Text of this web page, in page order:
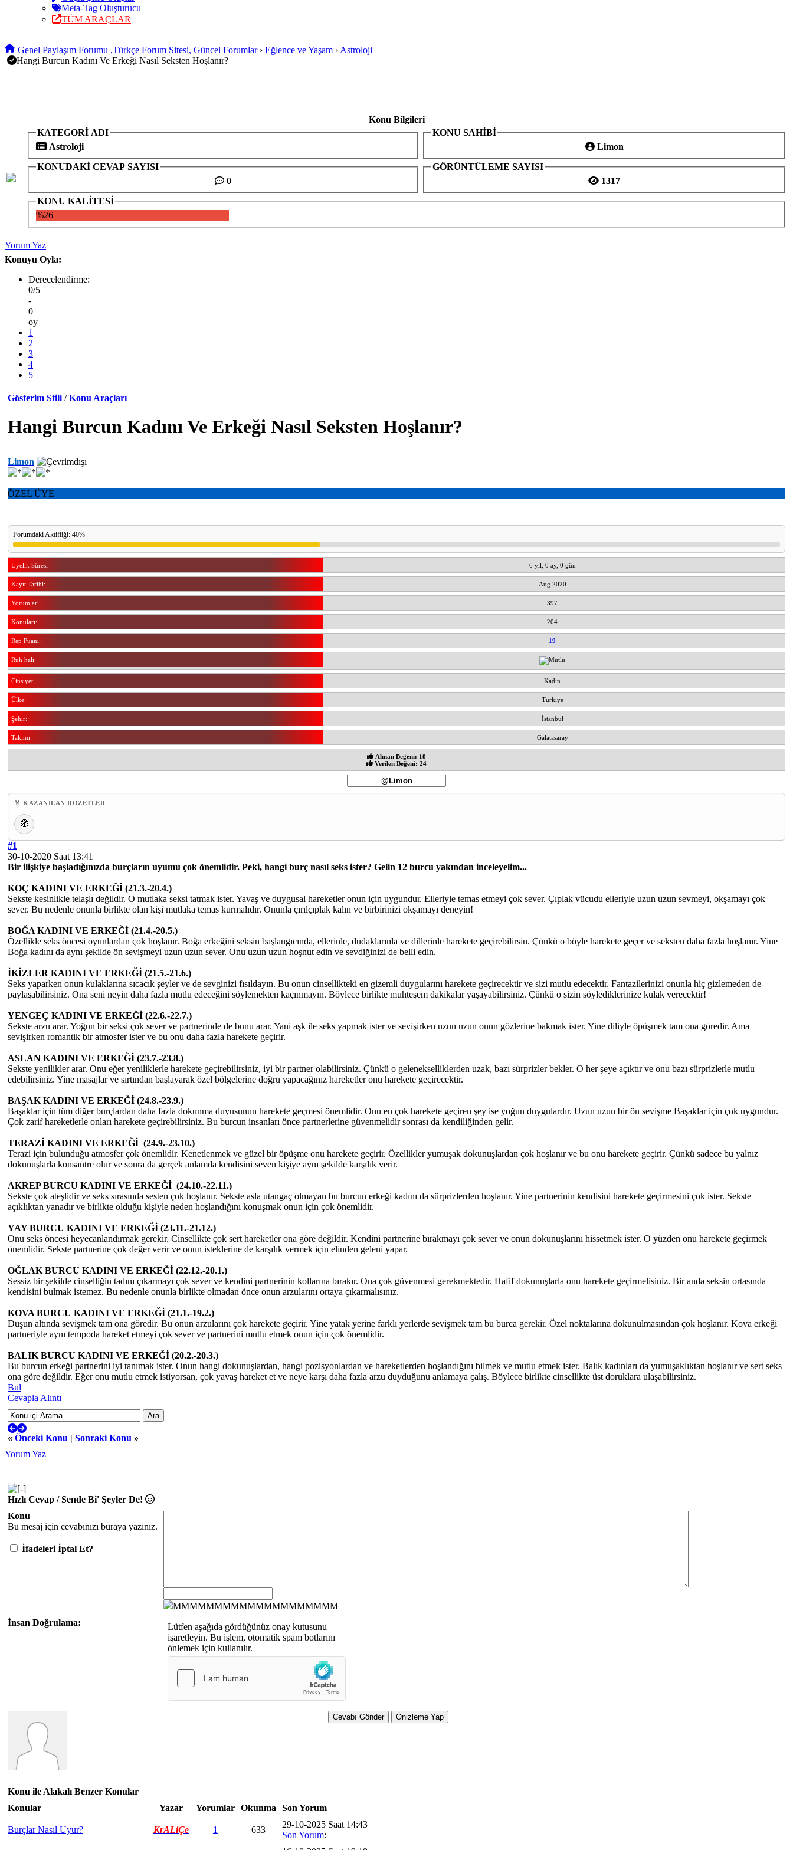
Meta-Tag Oluşturucu
TÜM ARAÇLAR
Genel Paylaşım Forumu ,Türkçe Forum Sitesi, Güncel Forumlar› Eğlence ve Yaşam › Astroloji
Hangi Burcun Kadını Ve Erkeği Nasıl Seksten Hoşlanır?
Konu Bilgileri
KATEGORİ ADI
Astroloji
KONU SAHİBİ
Limon
KONUDAKİ CEVAP SAYISI
0
GÖRÜNTÜLEME SAYISI
1317
KONU KALİTESİ
%26
Yorum Yaz
Konuyu Oyla:
Derecelendirme:
0/5
-
0
oy
1
2
3
4
5
Gösterim Stili / Konu Araçları
Hangi Burcun Kadını Ve Erkeği Nasıl Seksten Hoşlanır?
Limon
ÖZEL ÜYE
Forumdaki Aktifliği: 40%
Üyelik Süresi 6 yıl, 0 ay, 0 gün
Kayıt Tarihi: Aug 2020
Yorumları: 397
Konuları: 204
Rep Puanı: 19
Ruh hali:
Cinsiyet: Kadın
Ülke: Türkiye
Şehir: İstanbul
Takımı: Galatasaray
Alınan Beğeni: 18
Verilen Beğeni: 24
🏅 KAZANILAN ROZETLER
🧭
#1
30-10-2020 Saat 13:41
Bir ilişkiye başladığınızda burçların uyumu çok önemlidir. Peki, hangi burç nasıl seks ister? Gelin 12 burcu yakından inceleyelim...
KOÇ KADINI VE ERKEĞİ (21.3.-20.4.)
Sekste kesinlikle telaşlı değildir. O mutlaka seksi tatmak ister. Yavaş ve duygusal hareketler onun için uygundur. Elleriyle temas etmeyi çok sever. Çıplak vücudu elleriyle uzun uzun sevmeyi, okşamayı çok
sever. Bu nedenle onunla birlikte olan kişi mutlaka temas kurmalıdır. Onunla çırılçıplak kalın ve birbirinizi okşamayı deneyin!
BOĞA KADINI VE ERKEĞİ (21.4.-20.5.)
Özellikle seks öncesi oyunlardan çok hoşlanır. Boğa erkeğini seksin başlangıcında, ellerinle, dudaklarınla ve dillerinle harekete geçirebilirsin. Çünkü o böyle harekete geçer ve seksten daha fazla hoşlanır. Yine
Boğa kadını da aynı şekilde ön sevişmeyi uzun uzun sever. Onu uzun uzun hoşnut edin ve sevdiğinizi de belli edin.
İKİZLER KADINI VE ERKEĞİ (21.5.-21.6.)
Seks yaparken onun kulaklarına sıcacık şeyler ve de sevginizi fısıldayın. Bu onun cinsellikteki en gizemli duygularını harekete geçirecektir ve sizi mutlu edecektir. Fantazilerinizi onunla hiç gizlemeden de
paylaşabilirsiniz. Ona seni neyin daha fazla mutlu edeceğini söylemekten kaçınmayın. Böylece birlikte muhteşem dakikalar yaşayabilirsiniz. Çünkü o sizin söylediklerinize kulak verecektir!
YENGEÇ KADINI VE ERKEĞİ (22.6.-22.7.)
Sekste arzu arar. Yoğun bir seksi çok sever ve partnerinde de bunu arar. Yani aşk ile seks yapmak ister ve sevişirken uzun uzun onun gözlerine bakmak ister. Yine diliyle öpüşmek tam ona göredir. Ama
sevişirken romantik bir atmosfer ister ve bu onu daha fazla harekete geçirir.
ASLAN KADINI VE ERKEĞİ (23.7.-23.8.)
Sekste yenilikler arar. Onu eğer yeniliklerle harekete geçirebilirsiniz, iyi bir partner olabilirsiniz. Çünkü o gelenekselliklerden uzak, bazı sürprizler bekler. O her şeye açıktır ve onu bazı sürprizlerle mutlu
edebilirsiniz. Yine masajlar ve sırtından başlayarak özel bölgelerine doğru yapacağınız hareketler onu harekete geçirecektir.
BAŞAK KADINI VE ERKEĞİ (24.8.-23.9.)
Başaklar için tüm diğer burçlardan daha fazla dokunma duyusunun harekete geçmesi önemlidir. Onu en çok harekete geçiren şey ise yoğun duygulardır. Uzun uzun bir ön sevişme Başaklar için çok uygundur.
Çok zarif hareketlerle onları harekete geçirebilirsiniz. Bu burcun insanları önce partnerlerine güvenmelidir sonrası da kendiliğinden gelir.
TERAZİ KADINI VE ERKEĞİ (24.9.-23.10.)
Terazi için bulunduğu atmosfer çok önemlidir. Kenetlenmek ve güzel bir öpüşme onu harekete geçirir. Özellikler yumuşak dokunuşlardan çok hoşlanır ve bu onu harekete geçirir. Çünkü sadece bu yalnız
dokunuşlarla konsantre olur ve sonra da gerçek anlamda kendisini seven kişiye aynı şekilde karşılık verir.
AKREP BURCU KADINI VE ERKEĞİ (24.10.-22.11.)
Sekste çok ateşlidir ve seks sırasında sesten çok hoşlanır. Sekste asla utangaç olmayan bu burcun erkeği kadını da sürprizlerden hoşlanır. Yine partnerinin kendisini harekete geçirmesini çok ister. Sekste
açıklıktan yanadır ve birlikte olduğu kişiyle neden hoşlandığını konuşmak onun için çok önemlidir.
YAY BURCU KADINI VE ERKEĞİ (23.11.-21.12.)
Onu seks öncesi heyecanlandırmak gerekir. Cinsellikte çok sert hareketler ona göre değildir. Kendini partnerine bırakmayı çok sever ve onun dokunuşlarını hissetmek ister. O yüzden onu harekete geçirmek
önemlidir. Sekste partnerine çok değer verir ve onun isteklerine de karşılık vermek için elinden geleni yapar.
OĞLAK BURCU KADINI VE ERKEĞİ (22.12.-20.1.)
Sessiz bir şekilde cinselliğin tadını çıkarmayı çok sever ve kendini partnerinin kollarına bırakır. Ona çok güvenmesi gerekmektedir. Hafif dokunuşlarla onu harekete geçirmelisiniz. Bir anda seksin ortasında
kendisini bulmak istemez. Bu nedenle onunla birlikte olmadan önce onun arzularını ortaya çıkarmalısınız.
KOVA BURCU KADINI VE ERKEĞİ (21.1.-19.2.)
Duşun altında sevişmek tam ona göredir. Bu onun arzularını çok harekete geçirir. Yine yatak yerine farklı yerlerde sevişmek tam bu burca gerekir. Özel noktalarına dokunulmasından çok hoşlanır. Kova erkeği
partneriyle aynı tempoda hareket etmeyi çok sever ve partnerini mutlu etmek onun için çok önemlidir.
BALIK BURCU KADINI VE ERKEĞİ (20.2.-20.3.)
Bu burcun erkeği partnerini iyi tanımak ister. Onun hangi dokunuşlardan, hangi pozisyonlardan ve hareketlerden hoşlandığını bilmek ve mutlu etmek ister. Balık kadınları da yumuşaklıktan hoşlanır ve sert seks
ona göre değildir. Eğer onu mutlu etmek istiyorsan, çok yavaş hareket et ve neye karşı daha fazla arzu duyduğunu anlamaya çalış. Böylece birlikte cinsellikte üst doruklara ulaşabilirsiniz.
Bul
Cevapla Alıntı
« Önceki Konu | Sonraki Konu »
Yorum Yaz
Hızlı Cevap / Sende Bi' Şeyler De!
Konu
Bu mesaj için cevabınızı buraya yazınız.
İfadeleri İptal Et?
MMMMMMMMMMMMMMMMMMMM
İnsan Doğrulama:
Lütfen aşağıda gördüğünüz onay kutusunu
işaretleyin. Bu işlem, otomatik spam botlarını
önlemek için kullanılır.
Konu ile Alakalı Benzer Konular
Konular
Yazar Yorumlar Okunma Son Yorum
Burçlar Nasıl Uyur? KrALiÇe 1 633
29-10-2025 Saat 14:43
Son Yorum: